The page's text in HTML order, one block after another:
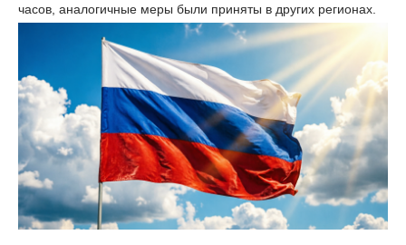
часов, аналогичные меры были приняты в других регионах.